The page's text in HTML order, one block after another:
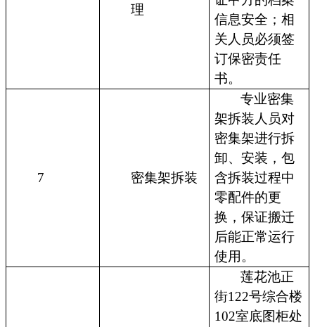
理
信息安全；相
关人员必须签
订保密责任
书。
7 密集架拆装
专业密集
架拆装人员对
密集架进行拆
卸、安装，包
含拆装过程中
零配件的更
换，保证搬迁
后能正常运行
使用。
莲花池正
街122号综合楼
102室底图柜处